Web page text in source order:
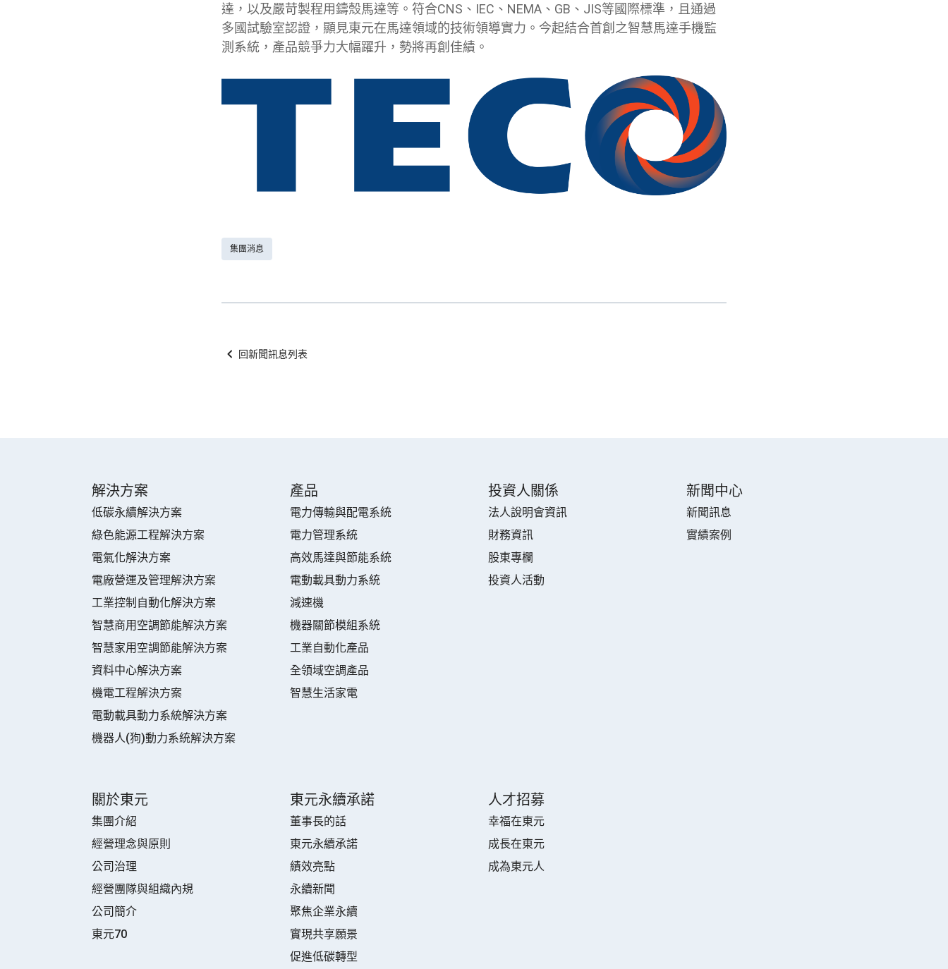
達，以及嚴苛製程用鑄殼馬達等。符合CNS、IEC、NEMA、GB、JIS等國際標準，且通過
多國試驗室認證，顯見東元在馬達領域的技術領導實力。今起結合首創之智慧馬達手機監
測系統，產品競爭力大幅躍升，勢將再創佳績。
集團消息
回新聞訊息列表
解決方案
低碳永續解決方案
綠色能源工程解決方案
電氣化解決方案
電廠營運及管理解決方案
工業控制自動化解決方案
智慧商用空調節能解決方案
智慧家用空調節能解決方案
資料中心解決方案
機電工程解決方案
電動載具動力系統解決方案
機器人(狗)動力系統解決方案
產品
電力傳輸與配電系統
電力管理系統
高效馬達與節能系統
電動載具動力系統
減速機
機器關節模組系統
工業自動化產品
全領域空調產品
智慧生活家電
投資人關係
法人說明會資訊
財務資訊
股東專欄
投資人活動
新聞中心
新聞訊息
實績案例
關於東元
集團介紹
經營理念與原則
公司治理
經營團隊與組織內規
公司簡介
東元70
東元永續承諾
董事長的話
東元永續承諾
績效亮點
永續新聞
聚焦企業永續
實現共享願景
促進低碳轉型
人才招募
幸福在東元
成長在東元
成為東元人